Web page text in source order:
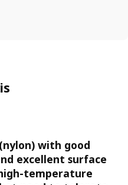
with good
excellent surface
temperature